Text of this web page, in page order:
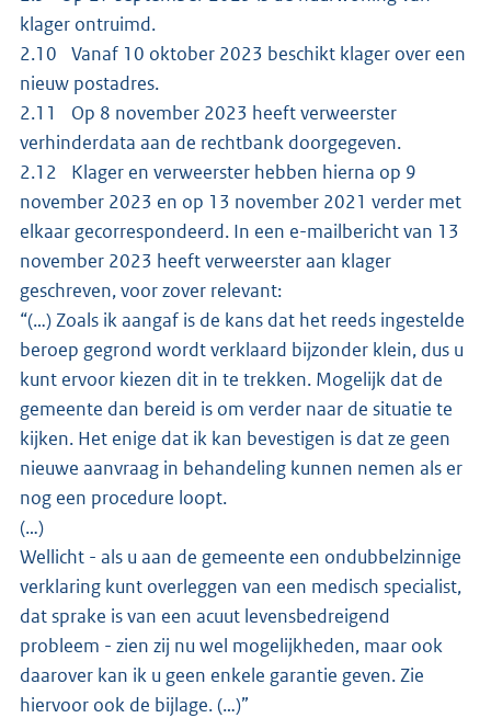
klager ontruimd.
2.10 Vanaf 10 oktober 2023 beschikt klager over een
nieuw postadres.
2.11 Op 8 november 2023 heeft verweerster
verhinderdata aan de rechtbank doorgegeven.
2.12 Klager en verweerster hebben hierna op 9
november 2023 en op 13 november 2021 verder met
elkaar gecorrespondeerd. In een e-mailbericht van 13
november 2023 heeft verweerster aan klager
geschreven, voor zover relevant:
“(…) Zoals ik aangaf is de kans dat het reeds ingestelde
beroep gegrond wordt verklaard bijzonder klein, dus u
kunt ervoor kiezen dit in te trekken. Mogelijk dat de
gemeente dan bereid is om verder naar de situatie te
kijken. Het enige dat ik kan bevestigen is dat ze geen
nieuwe aanvraag in behandeling kunnen nemen als er
nog een procedure loopt.
(…)
Wellicht - als u aan de gemeente een ondubbelzinnige
verklaring kunt overleggen van een medisch specialist,
dat sprake is van een acuut levensbedreigend
probleem - zien zij nu wel mogelijkheden, maar ook
daarover kan ik u geen enkele garantie geven. Zie
hiervoor ook de bijlage. (…)”